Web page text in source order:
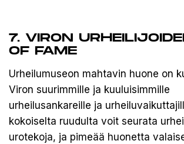
7. VIRON
OF FAME
Urheilumuseon mahtavin huone on
Viron suurimmille ja kuuluisimmille
urheilusankareille ja
kokoiselta ruudulta voit seurata
urotekoja, ja pimeää huonetta